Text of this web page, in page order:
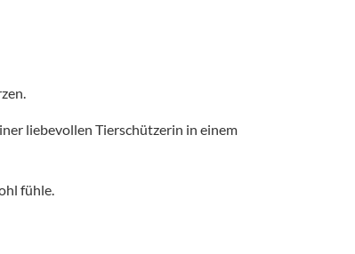
liebevollen Tierschützerin in einem
fühle.